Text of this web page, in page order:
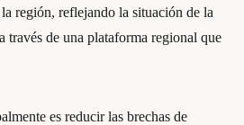
región, reflejando la situación de la
través de una plataforma regional que
es reducir las brechas de